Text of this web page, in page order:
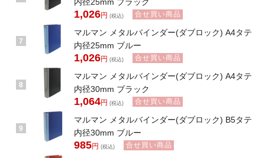
内径25mm ブラック
1,026円 (税込) 合せ買い商品
7
マルマン メタルバインダー(ダブロック) A4タテ
内径25mm ブルー
1,026円 (税込) 合せ買い商品
8
マルマン メタルバインダー(ダブロック) A4タテ
内径30mm ブラック
1,064円 (税込) 合せ買い商品
9
マルマン メタルバインダー(ダブロック) B5タテ
内径30mm ブルー
985円 (税込) 合せ買い商品